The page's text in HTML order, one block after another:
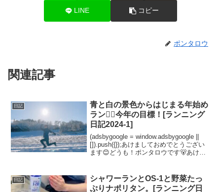
LINE コピー
ポンタロウ
関連記事
日記
青と白の景色からはじまる年始め
ラン🏃‍♀️今年の目標！[ランニング
日記2024-1]
(adsbygoogle = window.adsbygoogle ||
[]).push({});あけましておめでとうござい
ます😊どうも！ポンタロウです🐻あけま
た地震...
日記
シャワーランとOS-1と野菜たっ
ぷりナポリタン。[ランニング日